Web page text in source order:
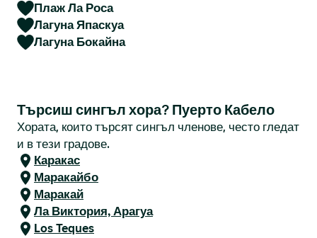
Плаж Ла Роса
Лагуна Япаскуа
Лагуна Бокайна
Търсиш сингъл хора? Пуерто Кабело
Хората, които търсят сингъл членове, често гледат
и в тези градове.
Каракас
Маракайбо
Маракай
Ла Виктория, Арагуа
Los Teques